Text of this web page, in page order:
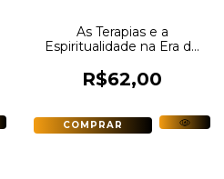
As Terapias e a
Espiritualidade na Era de
R$62,00